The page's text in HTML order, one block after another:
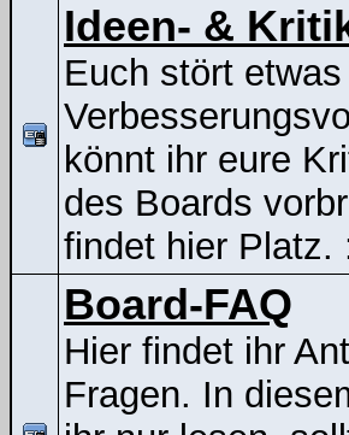
Ideen- &
Euch stört etwas
könnt ihr eure
des Boards
findet hier Platz.
Board-FAQ
Hier findet ihr
Fragen. In